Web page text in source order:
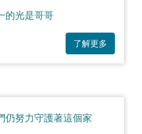
的光是哥哥
了解更多
仍努力守護著這個家